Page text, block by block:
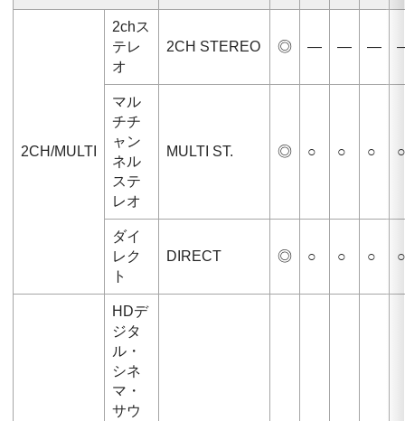
2CH/MULTI
2chス
テレ
オ
2CH STEREO ◎ — — —
マル
チチ
ャン
ネル
ステ
レオ
MULTI ST. ◎ ○ ○ ○ ○
ダイ
レク
ト
DIRECT ◎ ○ ○ ○ ○
HDデ
ジタ
ル・
シネ
マ・
サウ